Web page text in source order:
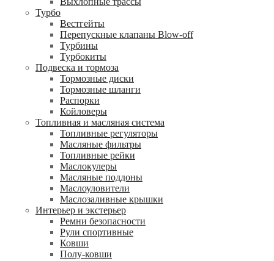
Турбо
Вестгейты
Перепускные клапаны Blow-off
Турбины
Турбокиты
Подвеска и тормоза
Тормозные диски
Тормозные шланги
Распорки
Койловеры
Топливная и масляная система
Топливные регуляторы
Масляные фильтры
Топливные рейки
Маслокулеры
Масляные поддоны
Маслоуловители
Маслозаливные крышки
Интерьер и экстерьер
Ремни безопасности
Рули спортивные
Ковши
Полу-ковши